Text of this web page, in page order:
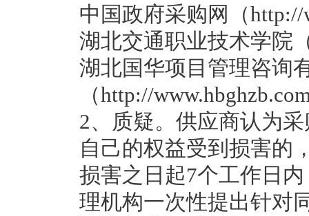
中国政府采购网（http://
湖北交通职业技术学院
湖北国华项目管理咨询
（http://
2、质疑。供应商认为
自己的权益受到损害的
损害之日起7个工作日
理机构一次性提出针对